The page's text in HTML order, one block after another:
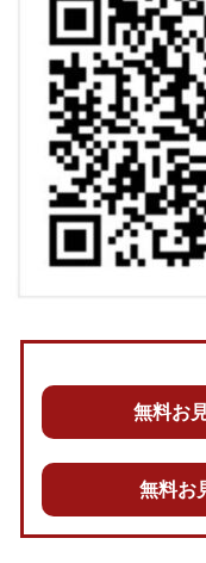
無料お
無料お